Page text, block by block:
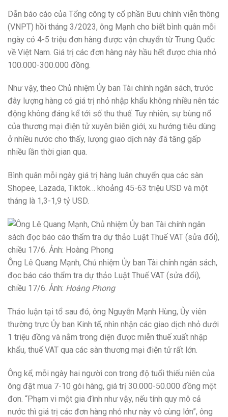
Dẫn báo cáo của Tổng công ty cổ phần Bưu chính viễn thông
(VNPT) hồi tháng 3/2023, ông Mạnh cho biết bình quân mỗi
ngày có 4-5 triệu đơn hàng được vận chuyển từ Trung Quốc
về Việt Nam. Giá trị các đơn hàng này hầu hết được chia nhỏ
100.000-300.000 đồng.
Như vậy, theo Chủ nhiệm Ủy ban Tài chính ngân sách, trước
đây lượng hàng có giá trị nhỏ nhập khẩu không nhiều nên tác
động không đáng kể tới số thu thuế. Tuy nhiên, sự bùng nổ
của thương mại điện tử xuyên biên giới, xu hướng tiêu dùng
ở nhiều nước cho thấy, lượng giao dịch này đã tăng gấp
nhiều lần thời gian qua.
Bình quân mỗi ngày giá trị hàng luân chuyển qua các sàn
Shopee, Lazada, Tiktok… khoảng 45-63 triệu USD và một
tháng là 1,3-1,9 tỷ USD.
Ông Lê Quang Mạnh, Chủ nhiệm Ủy ban Tài chính ngân sách,
đọc báo cáo thẩm tra dự thảo Luật Thuế VAT (sửa đổi),
chiều 17/6. Ảnh: Hoàng Phong
Thảo luận tại tổ sau đó, ông Nguyễn Mạnh Hùng, Ủy viên
thường trực Ủy ban Kinh tế, nhìn nhận các giao dịch nhỏ dưới
1 triệu đồng và nằm trong diện được miễn thuế xuất nhập
khẩu, thuế VAT qua các sàn thương mại điện tử rất lớn.
Ông kể, mỗi ngày hai người con trong độ tuổi thiếu niên của
ông đặt mua 7-10 gói hàng, giá trị 30.000-50.000 đồng một
đơn. “Phạm vi một gia đình như vậy, nếu tính quy mô cả
nước thì giá trị các đơn hàng nhỏ như này vô cùng lớn”, ông